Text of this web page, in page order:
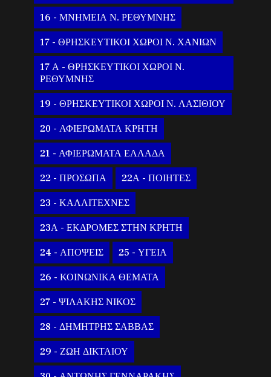
16 - ΜΝΗΜΕΙΑ Ν. ΡΕΘΥΜΝΗΣ
17 - ΘΡΗΣΚΕΥΤΙΚΟΙ ΧΩΡΟΙ Ν. ΧΑΝΙΩΝ
17 Α - ΘΡΗΣΚΕΥΤΙΚΟΙ ΧΩΡΟΙ Ν.
ΡΕΘΥΜΝΗΣ
19 - ΘΡΗΣΚΕΥΤΙΚΟΙ ΧΩΡΟΙ Ν. ΛΑΣΙΘΙΟΥ
20 - ΑΦΙΕΡΩΜΑΤΑ ΚΡΗΤΗ
21 - ΑΦΙΕΡΩΜΑΤΑ ΕΛΛΑΔΑ
22 - ΠΡΟΣΩΠΑ 22Α - ΠΟΙΗΤΕΣ
23 - ΚΑΛΛΙΤΕΧΝΕΣ
23Α - ΕΚΔΡΟΜΕΣ ΣΤΗΝ ΚΡΗΤΗ
24 - ΑΠΟΨΕΙΣ 25 - ΥΓΕΙΑ
26 - ΚΟΙΝΩΝΙΚΑ ΘΕΜΑΤΑ
27 - ΨΙΛΑΚΗΣ ΝΙΚΟΣ
28 - ΔΗΜΗΤΡΗΣ ΣΑΒΒΑΣ
29 - ΖΩΗ ΔΙΚΤΑΙΟΥ